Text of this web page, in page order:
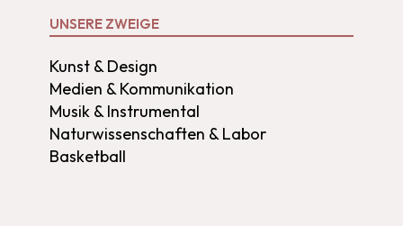
UNSERE ZWEIGE
Kunst & Design
Medien & Kommunikation
Musik & Instrumental
Naturwissenschaften & Labor
Basketball